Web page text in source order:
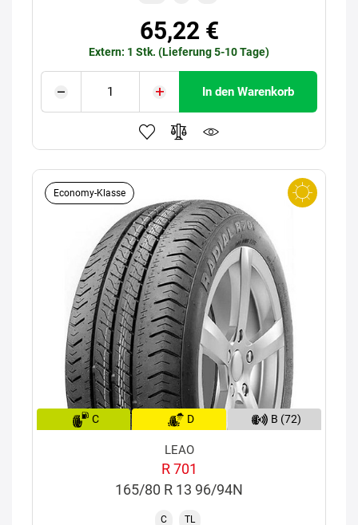
65,22 €
Extern: 1 Stk. (Lieferung 5-10 Tage)
In den Warenkorb
Economy-Klasse
C D B (72)
LEAO
R 701
165/80 R 13 96/94N
C TL